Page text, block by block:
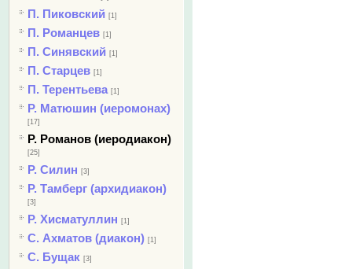
П. Пиковский [1]
П. Романцев [1]
П. Синявский [1]
П. Старцев [1]
П. Терентьева [1]
Р. Матюшин (иеромонах)
[17]
Р. Романов (иеродиакон)
[25]
Р. Силин [3]
Р. Тамберг (архидиакон)
[3]
Р. Хисматуллин [1]
С. Ахматов (диакон) [1]
С. Бущак [3]